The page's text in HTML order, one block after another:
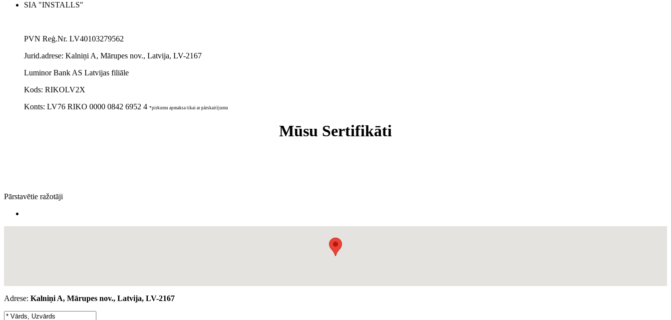
SIA "INSTALLS"
PVN Reģ.Nr. LV40103279562
Jurid.adrese: Kalniņi A, Mārupes nov., Latvija, LV-2167
Luminor Bank AS Latvijas filiāle
Kods: RIKOLV2X
Konts: LV76 RIKO 0000 0842 6952 4 *pirkumu apmaksa tikai ar pārskaitījumu
Mūsu Sertifikāti
Pārstavētie ražotāji
Adrese: Kalniņi A, Mārupes nov., Latvija, LV-2167